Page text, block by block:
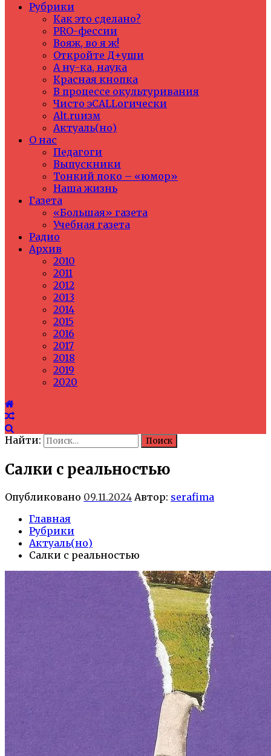
Рубрики
Как это сделано?
PRO-фессии
Вояж, во я ж!
Откройте Д+уши
А ну-ка, наука
Красная кнопка
В процессе окультуривания
Чисто эCALLогически
Alt.ruизм
Актуаль(но)
О нас
Педагоги
Выпускники
Тонкий поко – «юмор»
Наша жизнь
Газета
«Большая» газета
Учебная газета
Радио
Архив
2010
2011
2012
2013
2014
2015
2016
2017
2018
2019
2020
Найти:
Салки с реальностью
Опубликовано 09.11.2024 Автор: serafima
Главная
Рубрики
Актуаль(но)
Салки с реальностью